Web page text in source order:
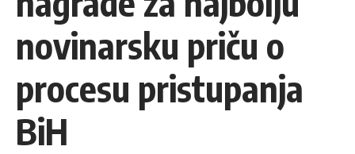
novinarsku priču o
procesu pristupanja
BiH